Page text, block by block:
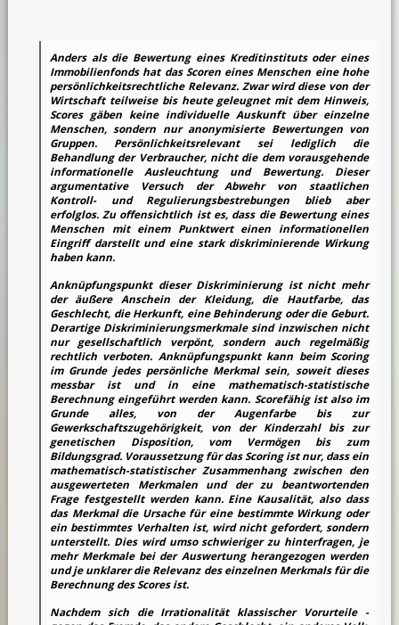
Anders als die Bewertung eines Kreditinstituts oder eines
Immobilienfonds hat das Scoren eines Menschen eine hohe
persönlichkeitsrechtliche Relevanz. Zwar wird diese von der
Wirtschaft teilweise bis heute geleugnet mit dem Hinweis,
Scores gäben keine individuelle Auskunft über einzelne
Menschen, sondern nur anonymisierte Bewertungen von
Gruppen. Persönlichkeitsrelevant sei lediglich die
Behandlung der Verbraucher, nicht die dem vorausgehende
informationelle Ausleuchtung und Bewertung. Dieser
argumentative Versuch der Abwehr von staatlichen
Kontroll- und Regulierungsbestrebungen blieb aber
erfolglos. Zu offensichtlich ist es, dass die Bewertung eines
Menschen mit einem Punktwert einen informationellen
Eingriff darstellt und eine stark diskriminierende Wirkung
haben kann.
Anknüpfungspunkt dieser Diskriminierung ist nicht mehr
der äußere Anschein der Kleidung, die Hautfarbe, das
Geschlecht, die Herkunft, eine Behinderung oder die Geburt.
Derartige Diskriminierungsmerkmale sind inzwischen nicht
nur gesellschaftlich verpönt, sondern auch regelmäßig
rechtlich verboten. Anknüpfungspunkt kann beim Scoring
im Grunde jedes persönliche Merkmal sein, soweit dieses
messbar ist und in eine mathematisch-statistische
Berechnung eingeführt werden kann. Scorefähig ist also im
Grunde alles, von der Augenfarbe bis zur
Gewerkschaftszugehörigkeit, von der Kinderzahl bis zur
genetischen Disposition, vom Vermögen bis zum
Bildungsgrad. Voraussetzung für das Scoring ist nur, dass ein
mathematisch-statistischer Zusammenhang zwischen den
ausgewerteten Merkmalen und der zu beantwortenden
Frage festgestellt werden kann. Eine Kausalität, also dass
das Merkmal die Ursache für eine bestimmte Wirkung oder
ein bestimmtes Verhalten ist, wird nicht gefordert, sondern
unterstellt. Dies wird umso schwieriger zu hinterfragen, je
mehr Merkmale bei der Auswertung herangezogen werden
und je unklarer die Relevanz des einzelnen Merkmals für die
Berechnung des Scores ist.
Nachdem sich die Irrationalität klassischer Vorurteile -